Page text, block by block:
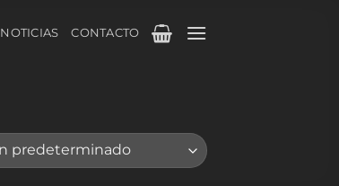
NOTICIAS CONTACTO